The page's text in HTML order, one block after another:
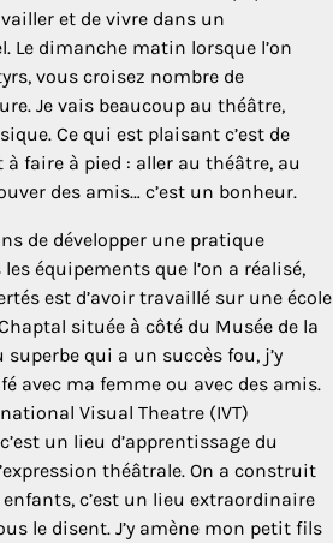
et de vivre dans un
Le dimanche matin lorsque l’on
vous croisez nombre de
Je vais beaucoup au théâtre,
Ce qui est plaisant c’est de
faire à pied : aller au théâtre, au
des amis… c’est un bonheur.
de développer une pratique
équipements que l’on a réalisé,
est d’avoir travaillé sur une école
située à côté du Musée de la
qui a un succès fou, j’y
avec ma femme ou avec des amis.
Visual Theatre (IVT)
un lieu d’apprentissage du
théâtrale. On a construit
c’est un lieu extraordinaire
le disent. J’y amène mon petit fils